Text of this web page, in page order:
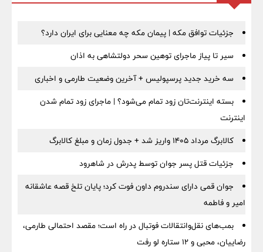
جزئیات توافق مکه | پیمان مکه چه معنایی برای ایران دارد؟
سیر تا پیاز ماجرای توهین سحر دولتشاهی به اذان
سه خرید جدید پرسپولیس + آخرین وضعیت طارمی و اخباری
بسته اینترنت‌تان زود تمام می‌شود؟ | ماجرای زود تمام شدن
اینترنت
کالابرگ مرداد ۱۴۰۵ واریز شد + جدول زمان و مبلغ کالابرگ
جزئیات قتل پسر جوان توسط پدرش در شاهرود
جوان قمی دارای سندروم داون فوت کرد؛ پایان تلخ قصه عاشقانه
امیر و فاطمه
بمب‌های نقل‌وانتقالات فوتبال در راه است؛ مقصد احتمالی طارمی،
رضاییان، محبی و ۱۲ ستاره لو رفت